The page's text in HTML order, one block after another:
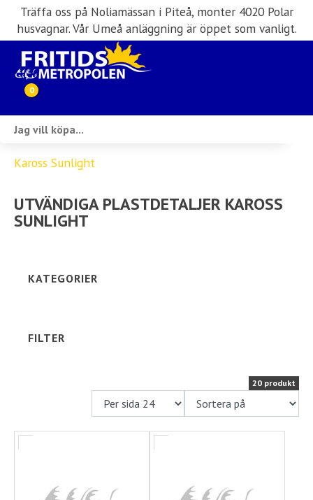
Träffa oss på Noliamässan i Piteå, monter 4020 Polar
husvagnar. Vår Umeå anläggning är öppet som vanligt.
0
Husvagnar i lager
Kontakt
Långtidsparkering
Kaross Sunlight
UTVÄNDIGA PLASTDETALJER KAROSS
SUNLIGHT
KATEGORIER
FILTER
20 produkt